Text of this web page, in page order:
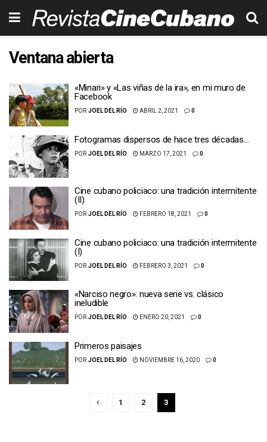
Ventana abierta
«Minari» y «Las viñas de la ira», en mi muro de
Facebook
POR JOEL DEL RÍO ABRIL 2, 2021 0
Fotogramas dispersos de hace tres décadas…
POR JOEL DEL RÍO MARZO 17, 2021 0
Cine cubano policiaco: una tradición intermitente
(II)
POR JOEL DEL RÍO FEBRERO 18, 2021 0
Cine cubano policiaco: una tradición intermitente
(I)
POR JOEL DEL RÍO FEBRERO 3, 2021 0
«Narciso negro»: nueva serie vs. clásico
ineludible
POR JOEL DEL RÍO ENERO 20, 2021 0
Primeros paisajes
POR JOEL DEL RÍO NOVIEMBRE 16, 2020 0
1 2 3